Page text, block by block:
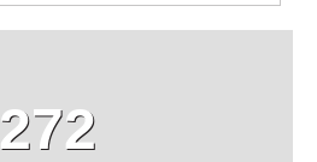
272